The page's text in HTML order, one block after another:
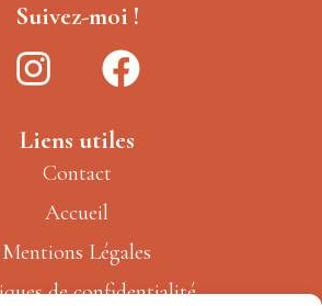
Suivez-moi !
Liens utiles
Contact
Accueil
Mentions Légales
de confidentialité